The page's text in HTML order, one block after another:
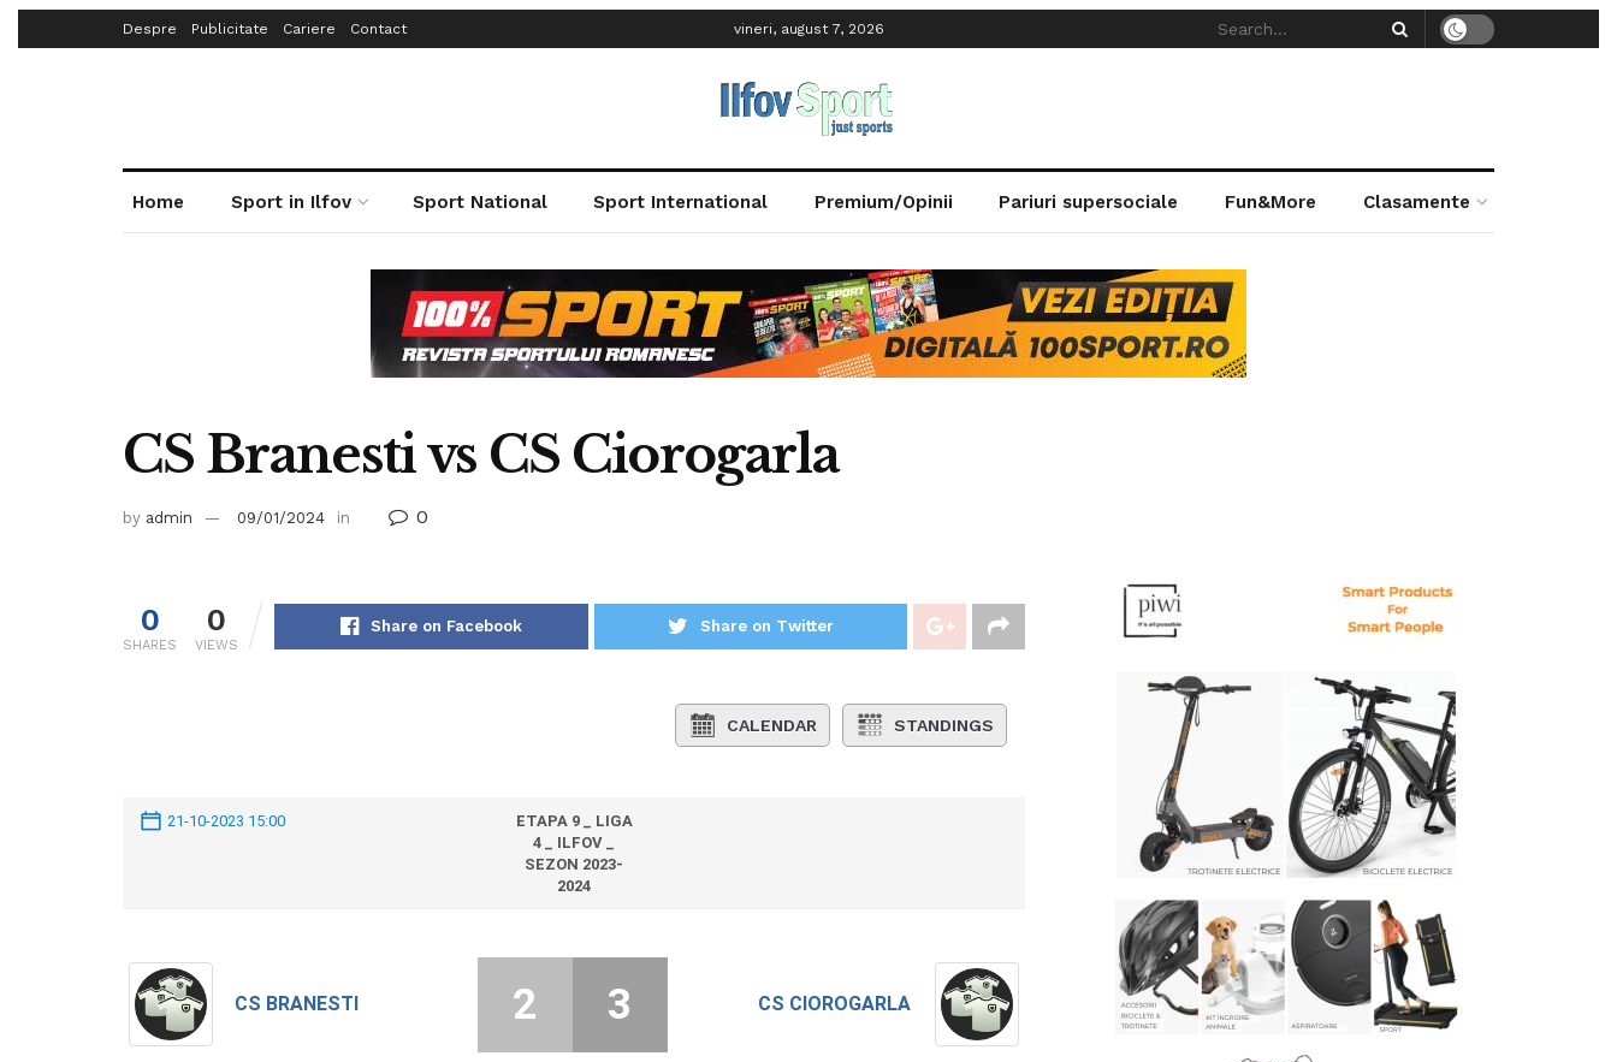
Despre Publicitate Cariere Contact vineri, august 7, 2026
Home Sport in Ilfov Sport National Sport International Premium/Opinii Pariuri supersociale Fun&More Clasamente
CS Branesti vs CS Ciorogarla
by admin 09/01/2024 in 0
0
SHARES
0
VIEWS
Share on Facebook Share on Twitter
CALENDAR STANDINGS
21-10-2023 15:00
ETAPA 9 _ LIGA
4 _ ILFOV _
SEZON 2023-
2024
CS BRANESTI CS CIOROGARLA
2 3